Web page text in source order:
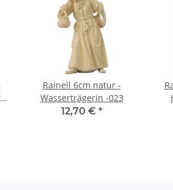
Rainell 6cm natur -
Wasserträgerin -023
12,70 € *